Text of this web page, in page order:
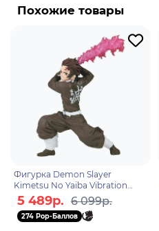
Бренд: Good Smile
член Дозора. Чандра
использует его, чтобы
ситуацию, в которой она
создании заклинаний
пламенными, а иногда ее
Когда она переходит в
в огне оранжевого и
Похожие товары
Фигурка Demon Slayer
Kimetsu No Yaiba Vibration
Stars Tanjiro Kamado 2
4983164890921
5 489р. 6 099р.
274 Pop-Баллов